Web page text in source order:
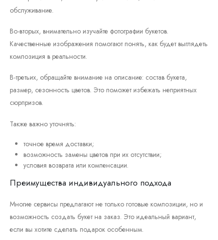
обслуживание.
Во-вторых, внимательно изучайте фотографии букетов.
Качественные изображения помогают понять, как будет выглядеть
композиция в реальности.
В-третьих, обращайте внимание на описание: состав букета,
размер, сезонность цветов. Это поможет избежать неприятных
сюрпризов.
Также важно уточнять:
точное время доставки;
возможность замены цветов при их отсутствии;
условия возврата или компенсации.
Преимущества индивидуального подхода
Многие сервисы предлагают не только готовые композиции, но и
возможность создать букет на заказ. Это идеальный вариант,
если вы хотите сделать подарок особенным.